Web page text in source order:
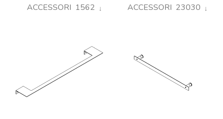
ACCESSORI 1562 ACCESSORI 23030